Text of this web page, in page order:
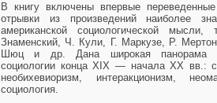
В книгу включены впервые
отрывки из произведений наиболее
американской социологической
Знаменский, Ч. Кули, Г. Маркузе, Р.
Шюц и др. Дана широкая панорама
социологии конца XIX — начала XX вв.:
необихевиоризм, интеракционизм,
социология.